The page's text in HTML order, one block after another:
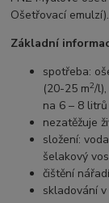
Ošetřovací emulzí).
Základní
spotřeba:
(20-25 m2/
na 6 – 8
nezatěžuje
složení:
šelakový
čištění
skladování